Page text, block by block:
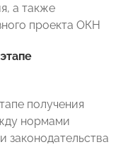
а также
проекта ОКН
получения
нормами
законодательства